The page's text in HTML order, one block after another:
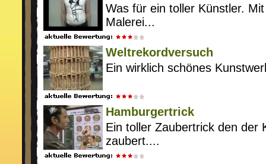
Was für ein toller Künstler.
Malerei...
Weltrekordversuch
Ein wirklich schönes
Hamburgertrick
Ein toller Zaubertrick den der
zaubert....